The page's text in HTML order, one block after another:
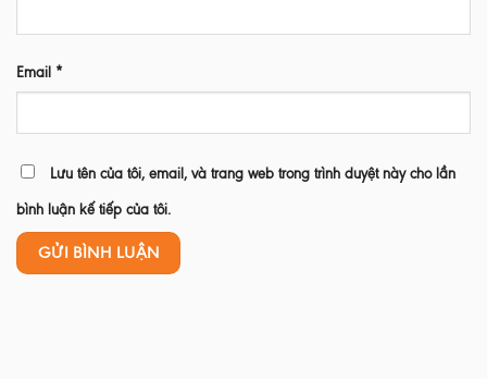
Email *
Lưu tên của tôi, email, và trang web trong trình duyệt này cho lần
bình luận kế tiếp của tôi.